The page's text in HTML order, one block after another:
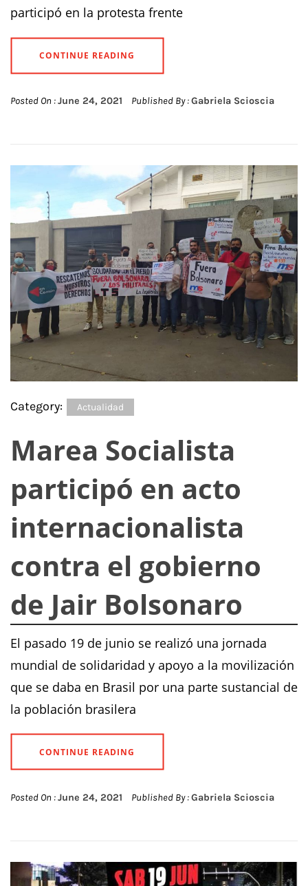
participó en la protesta frente
CONTINUE READING
Posted On :June 24, 2021 Published By :Gabriela Scioscia
Category: Actualidad
Marea Socialista
participó en acto
internacionalista
contra el gobierno
de Jair Bolsonaro
El pasado 19 de junio se realizó una jornada
mundial de solidaridad y apoyo a la movilización
que se daba en Brasil por una parte sustancial de
la población brasilera
CONTINUE READING
Posted On :June 24, 2021 Published By :Gabriela Scioscia